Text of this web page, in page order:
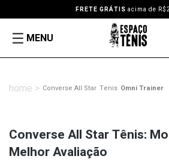
FRETE GRÁTIS acima de
MENU
Converse All Star Tenis Omni Trainer
Converse All Star Tênis:
Melhor Avaliação